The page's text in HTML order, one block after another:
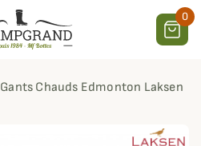
0
Gants Chauds Edmonton Laksen